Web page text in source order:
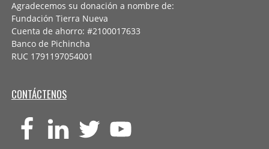
Agradecemos su donación a nombre de:
Fundación Tierra Nueva
Cuenta de ahorro: #2100017633
Banco de Pichincha
RUC 1791197054001
CONTÁCTENOS